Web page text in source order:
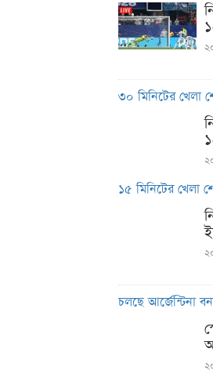
৩০ মিনিটের খেলা
১৫ মিনিটের খেলা
চলছে আর্জেন্টিনা